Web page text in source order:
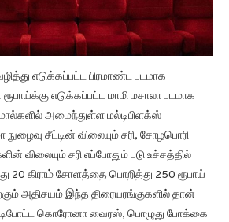
எடுக்கப்பட்ட பிரமாண்ட படமாக
எடுக்கப்பட்ட மாமி மசாலா படமாக
அமைந்துள்ள மல்டிபிளக்ஸ்
நுழைவு சீட்டின் விலையும் சரி, சோழபொரி
விலையும் சரி எப்போதும் படு உச்சத்தில்
20 கிராம் சோளத்தை பொறித்து 250 ரூபாய்
அதிசயம் இந்த திரையரங்குகளில் தான்
கொரோனா வைரஸ், பொழுது போக்கை